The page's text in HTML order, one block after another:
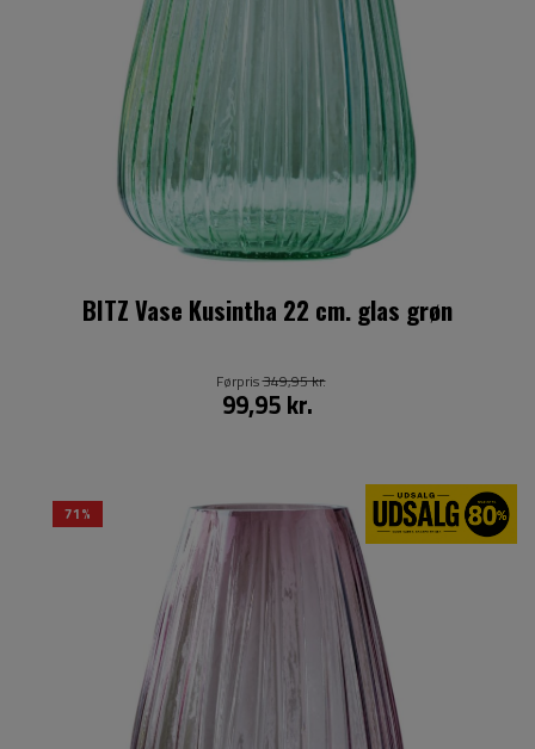
BITZ Vase Kusintha 22 cm. glas grøn
99,95 kr.
Førpris349,95 kr.
71%